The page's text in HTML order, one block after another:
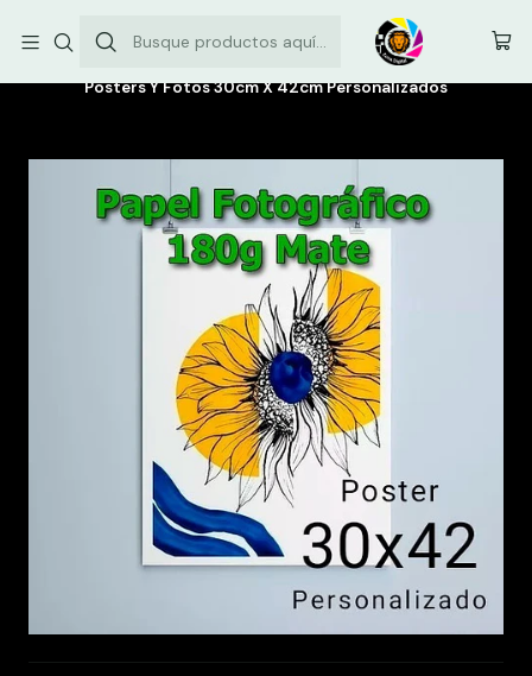
Envíos comunas de la Región Metropolitana: $3.500
Posters Y Fotos 30cm X 42cm Personalizados